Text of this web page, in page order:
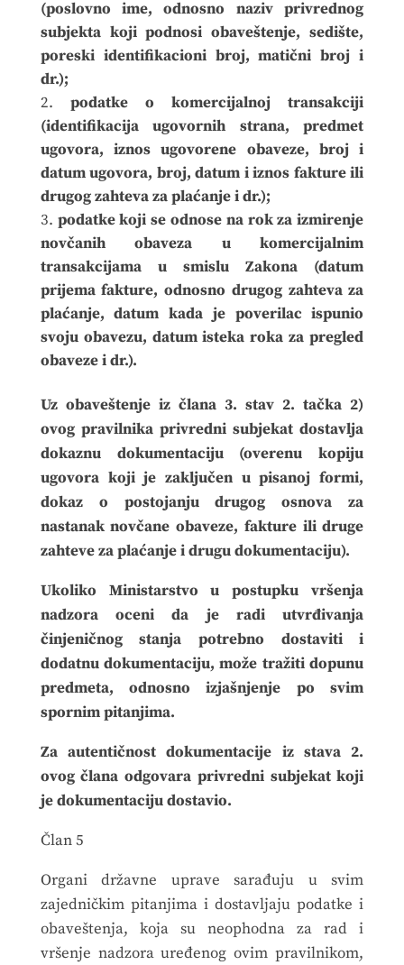
(poslovno ime, odnosno naziv privrednog
subjekta koji podnosi obaveštenje, sedište,
poreski identifikacioni broj, matični broj i
dr.);
podatke o komercijalnoj transakciji
(identifikacija ugovornih strana, predmet
ugovora, iznos ugovorene obaveze, broj i
datum ugovora, broj, datum i iznos fakture ili
drugog zahteva za plaćanje i dr.);
podatke koji se odnose na rok za izmirenje
novčanih obaveza u komercijalnim
transakcijama u smislu Zakona (datum
prijema fakture, odnosno drugog zahteva za
plaćanje, datum kada je poverilac ispunio
svoju obavezu, datum isteka roka za pregled
obaveze i dr.).
Uz obaveštenje iz člana 3. stav 2. tačka 2)
ovog pravilnika privredni subjekat dostavlja
dokaznu dokumentaciju (overenu kopiju
ugovora koji je zaključen u pisanoj formi,
dokaz o postojanju drugog osnova za
nastanak novčane obaveze, fakture ili druge
zahteve za plaćanje i drugu dokumentaciju).
Ukoliko Ministarstvo u postupku vršenja
nadzora oceni da je radi utvrđivanja
činjeničnog stanja potrebno dostaviti i
dodatnu dokumentaciju, može tražiti dopunu
predmeta, odnosno izjašnjenje po svim
spornim pitanjima.
Za autentičnost dokumentacije iz stava 2.
ovog člana odgovara privredni subjekat koji
je dokumentaciju dostavio.
Član 5
Organi državne uprave sarađuju u svim
zajedničkim pitanjima i dostavljaju podatke i
obaveštenja, koja su neophodna za rad i
vršenje nadzora uređenog ovim pravilnikom,